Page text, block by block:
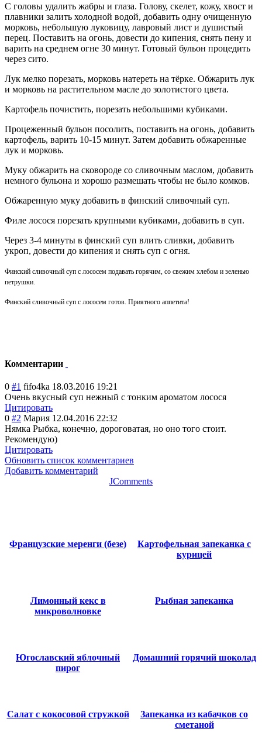
С головы удалить жабры и глаза. Голову, скелет, кожу, хвост и
плавники залить холодной водой, добавить одну очищенную
морковь, небольшую луковицу, лавровый лист и душистый
перец. Поставить на огонь, довести до кипения, снять пену и
варить на среднем огне 30 минут. Готовый бульон процедить
через сито.
Лук мелко порезать, морковь натереть на тёрке. Обжарить лук
и морковь на растительном масле до золотистого цвета.
Картофель почистить, порезать небольшими кубиками.
Процеженный бульон посолить, поставить на огонь, добавить
картофель, варить 10-15 минут. Затем добавить обжаренные
лук и морковь.
Муку обжарить на сковороде со сливочным маслом, добавить
немного бульона и хорошо размешать чтобы не было комков.
Обжаренную муку добавить в финский сливочный суп.
Филе лосося порезать крупными кубиками, добавить в суп.
Через 3-4 минуты в финский суп влить сливки, добавить
укроп, довести до кипения и снять суп с огня.
Финский сливочный суп с лососем подавать горячим, со свежим хлебом и зеленью
петрушки.
Финский сливочный суп с лососем готов. Приятного аппетита!
Комментарии
0 #1 fifo4ka 18.03.2016 19:21
Очень вкусный суп нежный с тонким ароматом лосося
Цитировать
0 #2 Мария 12.04.2016 22:32
Нямка Рыбка, конечно, дороговатая, но оно того стоит.
Рекомендую)
Цитировать
Обновить список комментариев
Добавить комментарий
JComments
Французские меренги (безе)
Картофельная запеканка с
курицей
Лимонный кекс в
микроволновке
Рыбная запеканка
Югославский яблочный
пирог
Домашний горячий шоколад
Салат с кокосовой стружкой
Запеканка из кабачков со
сметаной